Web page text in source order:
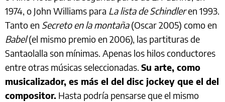
1974, o John Williams para La lista de Schindleren 1993.
Tanto en Secreto en la montaña(Oscar 2005) como en
Babel(el mismo premio en 2006), las partituras de
Santaolalla son mínimas. Apenas los hilos conductores
entre otras músicas seleccionadas. Su arte, como
musicalizador, es más el del disc jockey que el del
compositor. Hasta podría pensarse que el mismo